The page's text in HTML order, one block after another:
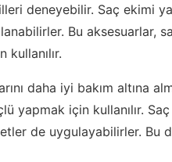
deneyebilir. Saç ekimi
Bu aksesuarlar,
daha iyi bakım altına
yapmak için kullanılır.
de uygulayabilirler. Bu